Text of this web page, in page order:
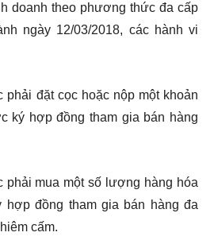
doanh theo phương thức đa cấp
ngày 12/03/2018, các hành vi
đặt cọc hoặc nộp một khoản
ký hợp đồng tham gia bán hàng
phải mua một số lượng hàng hóa
đồng tham gia bán hàng đa
cấm.